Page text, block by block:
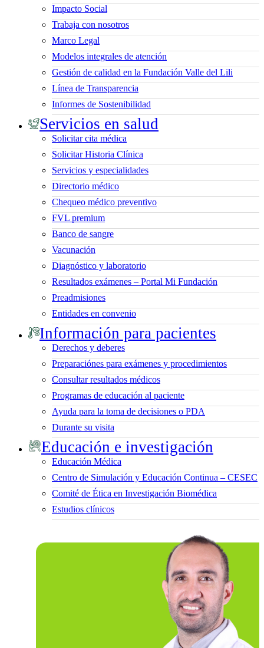
Impacto Social
Trabaja con nosotros
Marco Legal
Modelos integrales de atención
Gestión de calidad en la Fundación Valle del Lili
Línea de Transparencia
Informes de Sostenibilidad
Servicios en salud
Solicitar cita médica
Solicitar Historia Clínica
Servicios y especialidades
Directorio médico
Chequeo médico preventivo
FVL premium
Banco de sangre
Vacunación
Diagnóstico y laboratorio
Resultados exámenes – Portal Mi Fundación
Preadmisiones
Entidades en convenio
Información para pacientes
Derechos y deberes
Preparaciónes para exámenes y procedimientos
Consultar resultados médicos
Programas de educación al paciente
Ayuda para la toma de decisiones o PDA
Durante su visita
Educación e investigación
Educación Médica
Centro de Simulación y Educación Continua – CESEC
Comité de Ética en Investigación Biomédica
Estudios clínicos